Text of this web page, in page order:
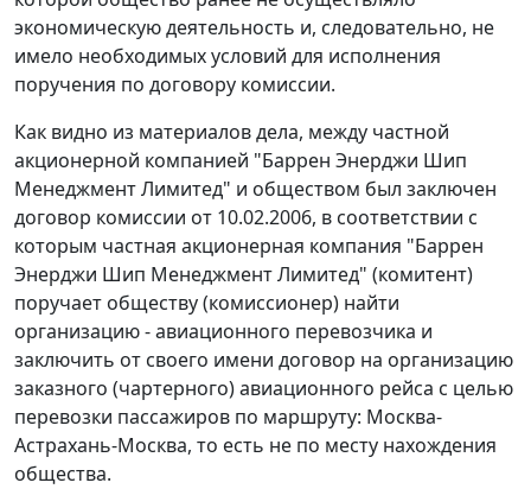
экономическую деятельность и, следовательно, не
имело необходимых условий для исполнения
поручения по договору комиссии.
Как видно из материалов дела, между частной
акционерной компанией "Баррен Энерджи Шип
Менеджмент Лимитед" и обществом был заключен
договор комиссии от 10.02.2006, в соответствии с
которым частная акционерная компания "Баррен
Энерджи Шип Менеджмент Лимитед" (комитент)
поручает обществу (комиссионер) найти
организацию - авиационного перевозчика и
заключить от своего имени договор на организацию
заказного (чартерного) авиационного рейса с целью
перевозки пассажиров по маршруту: Москва-
Астрахань-Москва, то есть не по месту нахождения
общества.